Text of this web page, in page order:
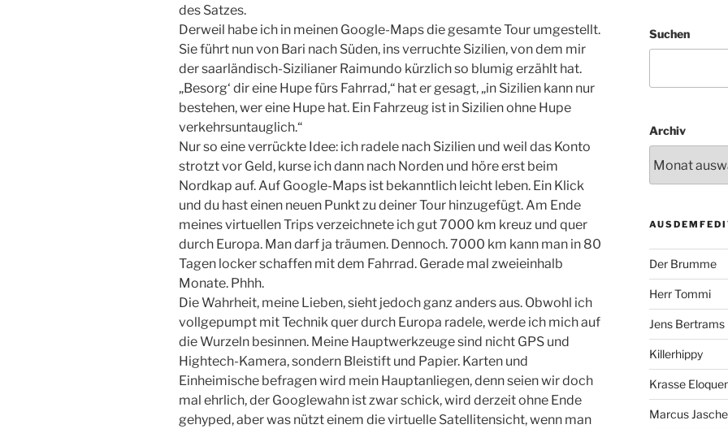
des Satzes.
Derweil habe ich in meinen Google-Maps die gesamte Tour umgestellt.
Sie führt nun von Bari nach Süden, ins verruchte Sizilien, von dem mir
der saarländisch-Sizilianer Raimundo kürzlich so blumig erzählt hat.
„Besorg‘ dir eine Hupe fürs Fahrrad,“ hat er gesagt, „in Sizilien kann nur
bestehen, wer eine Hupe hat. Ein Fahrzeug ist in Sizilien ohne Hupe
verkehrsuntauglich.“
Nur so eine verrückte Idee: ich radele nach Sizilien und weil das Konto
strotzt vor Geld, kurse ich dann nach Norden und höre erst beim
Nordkap auf. Auf Google-Maps ist bekanntlich leicht leben. Ein Klick
und du hast einen neuen Punkt zu deiner Tour hinzugefügt. Am Ende
meines virtuellen Trips verzeichnete ich gut 7000 km kreuz und quer
durch Europa. Man darf ja träumen. Dennoch. 7000 km kann man in 80
Tagen locker schaffen mit dem Fahrrad. Gerade mal zweieinhalb
Monate. Phhh.
Die Wahrheit, meine Lieben, sieht jedoch ganz anders aus. Obwohl ich
vollgepumpt mit Technik quer durch Europa radele, werde ich mich auf
die Wurzeln besinnen. Meine Hauptwerkzeuge sind nicht GPS und
Hightech-Kamera, sondern Bleistift und Papier. Karten und
Einheimische befragen wird mein Hauptanliegen, denn seien wir doch
mal ehrlich, der Googlewahn ist zwar schick, wird derzeit ohne Ende
gehyped, aber was nützt einem die virtuelle Satellitensicht, wenn man
Suchen
Archiv
Der Brumme
Herr Tommi
Jens Bertrams
Killerhippy
Krasse
Marcus